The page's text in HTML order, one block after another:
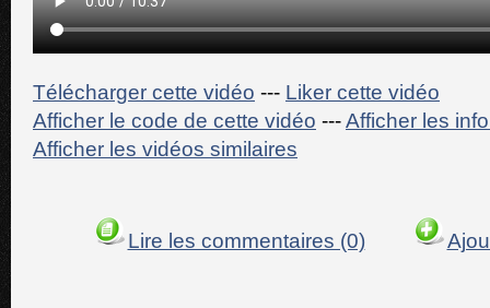
Télécharger cette vidéo --- Liker cette vidéo
Afficher le code de cette vidéo ---Afficher les
Afficher les vidéos similaires
Lire les commentaires (0)